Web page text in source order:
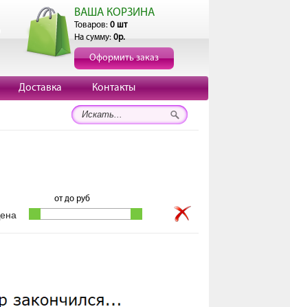
ВАША КОРЗИНА
Товаров: 0 шт
На сумму: 0р.
Оформить заказ
Доставка Контакты
отдо руб